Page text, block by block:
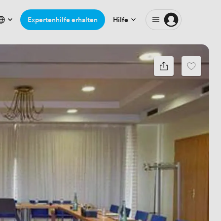
Expertenhilfe erhalten Hilfe